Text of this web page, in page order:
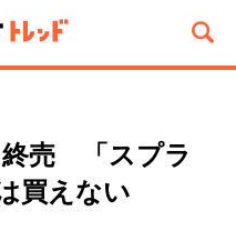
終売 「スプラ
買えない